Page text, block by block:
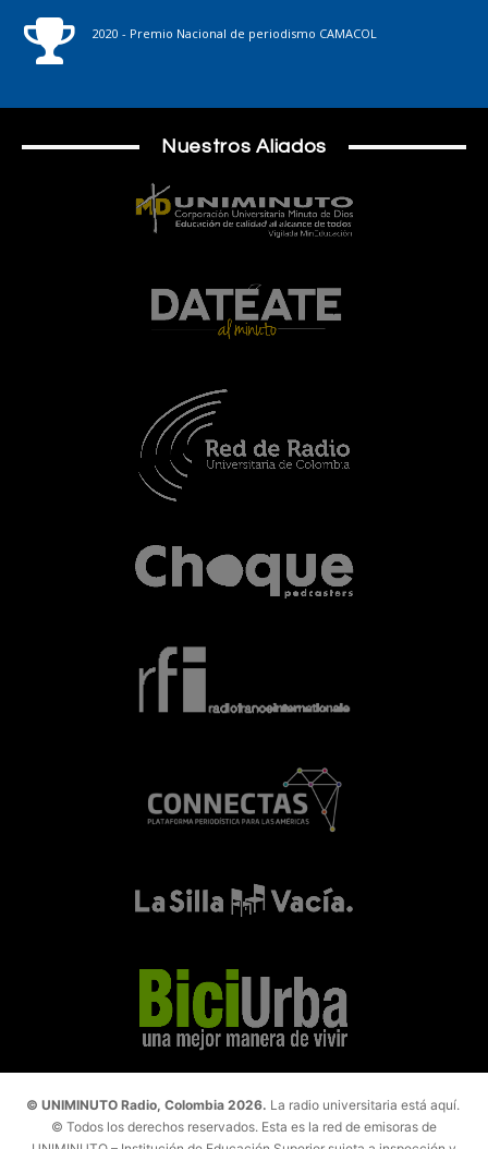
2020 - Premio Nacional de periodismo CAMACOL
Nuestros Aliados
© UNIMINUTO Radio, Colombia 2026. La radio universitaria está aquí.
© Todos los derechos reservados. Esta es la red de emisoras de